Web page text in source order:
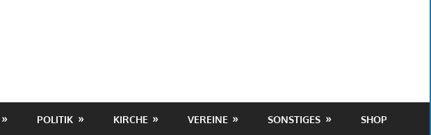
POLITIK KIRCHE VEREINE SONSTIGES SHOP